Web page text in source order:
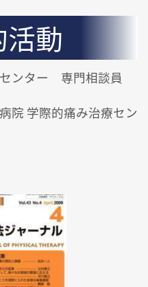
動
ンター 専門相談員
院 学際的痛み治療セン